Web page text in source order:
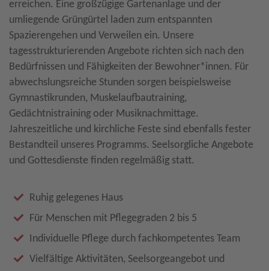
erreichen. Eine großzügige Gartenanlage und der
umliegende Grüngürtel laden zum entspannten
Spazierengehen und Verweilen ein. Unsere
tagesstrukturierenden Angebote richten sich nach den
Bedürfnissen und Fähigkeiten der Bewohner*innen. Für
abwechslungsreiche Stunden sorgen beispielsweise
Gymnastikrunden, Muskelaufbautraining,
Gedächtnistraining oder Musiknachmittage.
Jahreszeitliche und kirchliche Feste sind ebenfalls fester
Bestandteil unseres Programms. Seelsorgliche Angebote
und Gottesdienste finden regelmäßig statt.
Ruhig gelegenes Haus
Für Menschen mit Pflegegraden 2 bis 5
Individuelle Pflege durch fachkompetentes Team
Vielfältige Aktivitäten, Seelsorgeangebot und